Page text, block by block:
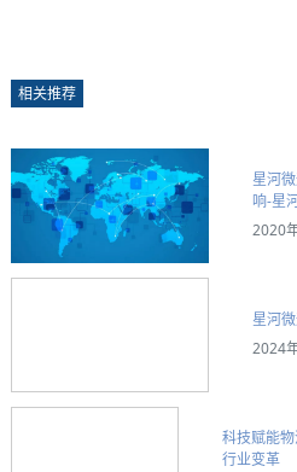
相关推荐
星河
响-星
2020
星河
2024
科技赋能
行业变革